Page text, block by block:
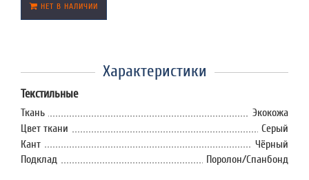
НЕТ В НАЛИЧИИ
Характеристики
Текстильные
Ткань
Экокожа
Цвет ткани
Серый
Кант
Чёрный
Подклад
Поролон/Спанбонд